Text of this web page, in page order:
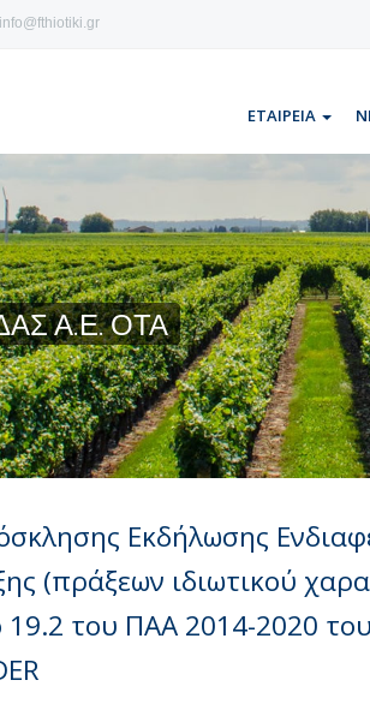
info@fthiotiki.gr
ΕΤΑΙΡΕΙΑ
Α.Ε. ΟΤΑ
Εκδήλωσης
(πράξεων ιδιωτικού
του ΠΑΑ 2014-2020